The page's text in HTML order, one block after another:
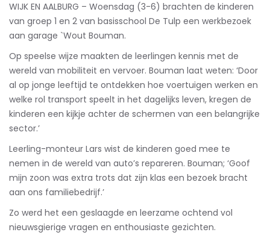
WIJK EN AALBURG – Woensdag (3-6) brachten de kinderen
van groep 1 en 2 van basisschool De Tulp een werkbezoek
aan garage `Wout Bouman.
Op speelse wijze maakten de leerlingen kennis met de
wereld van mobiliteit en vervoer. Bouman laat weten: ‘Door
al op jonge leeftijd te ontdekken hoe voertuigen werken en
welke rol transport speelt in het dagelijks leven, kregen de
kinderen een kijkje achter de schermen van een belangrijke
sector.’
Leerling-monteur Lars wist de kinderen goed mee te
nemen in de wereld van auto’s repareren. Bouman; ‘Goof
mijn zoon was extra trots dat zijn klas een bezoek bracht
aan ons familiebedrijf.’
Zo werd het een geslaagde en leerzame ochtend vol
nieuwsgierige vragen en enthousiaste gezichten.